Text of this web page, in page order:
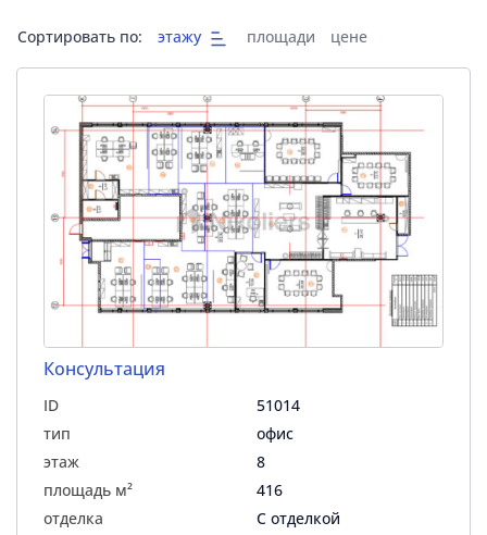
Сортировать по: этажу площади цене
Консультация
ID
51014
тип
офис
этаж
8
площадь м²
416
отделка
С отделкой